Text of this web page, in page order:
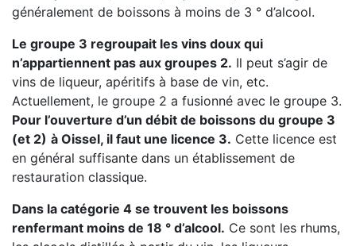
généralement de boissons à moins de 3 ° d’alcool.
Le groupe 3 regroupait les vins doux qui
n’appartiennent pas aux groupes 2. Il peut s’agir de
vins de liqueur, apéritifs à base de vin, etc.
Actuellement, le groupe 2 a fusionné avec le groupe 3.
Pour l’ouverture d’un débit de boissons du groupe 3
(et 2) à Oissel, il faut une licence 3. Cette licence est
en général suffisante dans un établissement de
restauration classique.
Dans la catégorie 4 se trouvent les boissons
renfermant moins de 18 ° d’alcool. Ce sont les rhums,